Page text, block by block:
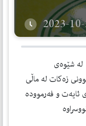
2023-
لە شێوەی
زەكات لە ماڵی
ئایەت و فەرموودە